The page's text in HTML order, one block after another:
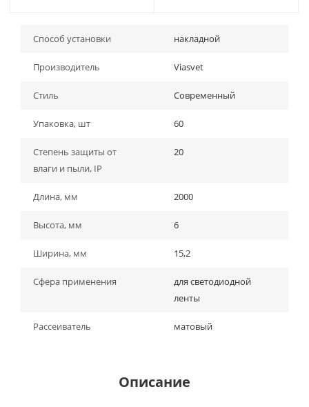
Способ установки накладной
Производитель Viasvet
Стиль Современный
Упаковка, шт 60
Степень защиты от
влаги и пыли, IP
20
Длина, мм 2000
Высота, мм 6
Ширина, мм 15,2
Сфера применения
для светодиодной
ленты
Рассеиватель матовый
Описание